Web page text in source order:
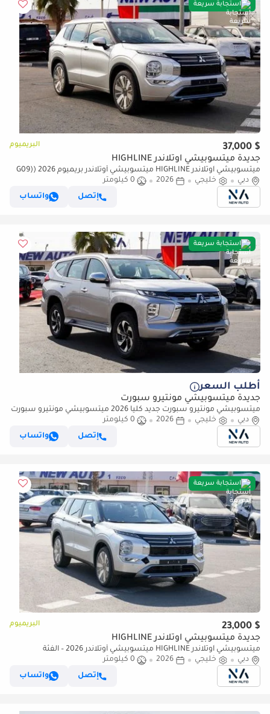
استجابة سريعة
$ 37,000 البريميوم
جديدة ميتسوبيشي آوتلاندر HIGHLINE
ميتسوبيشي آوتلاندر HIGHLINE ميتسوبيشي أوتلاندر بريميوم 2026 (G09)
2.5 لتر | SUV بسبعة مقاعد | مواصفات الخليج | للتصدير (للتصدير فقط) دبي خليجي 2026
0 كيلومتر
إتصل
واتساب
استجابة سريعة
أطلب السعر
جديدة ميتسوبيشي مونتيرو سبورت
ميتسوبيشي مونتيرو سبورت جديد كلياً 2026 ميتسوبيشي مونتيرو سبورت
GLS (H59) 3.0 لتر 6 سلندر – SUV – مواصفات خليجية | جاهز للتص (للتصدير
فقط)
دبي خليجي 2026
0 كيلومتر
إتصل
واتساب
استجابة سريعة
$ 23,000 البريميوم
جديدة ميتسوبيشي آوتلاندر HIGHLINE
ميتسوبيشي آوتلاندر HIGHLINE ميتسوبيشي أوتلاندر 2026 – الفئة
المتوسطة (G05) 2.5 لتر | SUV بسبعة مقاعد | مواصفات الخليج | (للتصدير
فقط)
دبي خليجي 2026
0 كيلومتر
إتصل
واتساب